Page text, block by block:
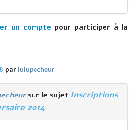
un compte pour participer à la
par lulupecheur
sur le sujet Inscriptions
2014